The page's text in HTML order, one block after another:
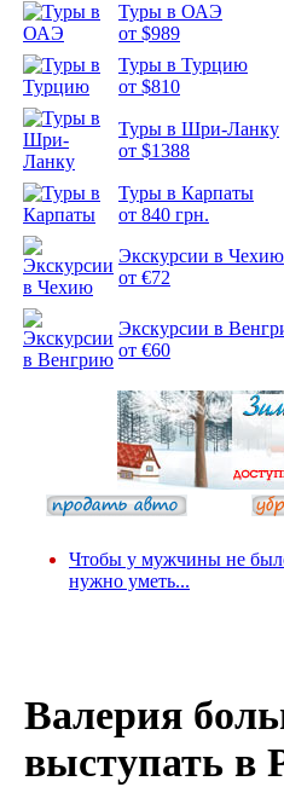
Туры в ОАЭ
от $989
Туры в Турцию
от $810
Туры в Шри-Ланку
от $1388
Туры в Карпаты
от 840 грн.
Экскурсии в Чехию
от €72
Экскурсии в
от €60
Чтобы у мужчины не
нужно уметь...
Валерия
выступать в